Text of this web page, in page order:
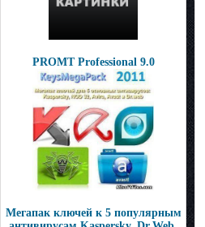
PROMT Professional 9.0
Мегапак ключей к 5 популярным